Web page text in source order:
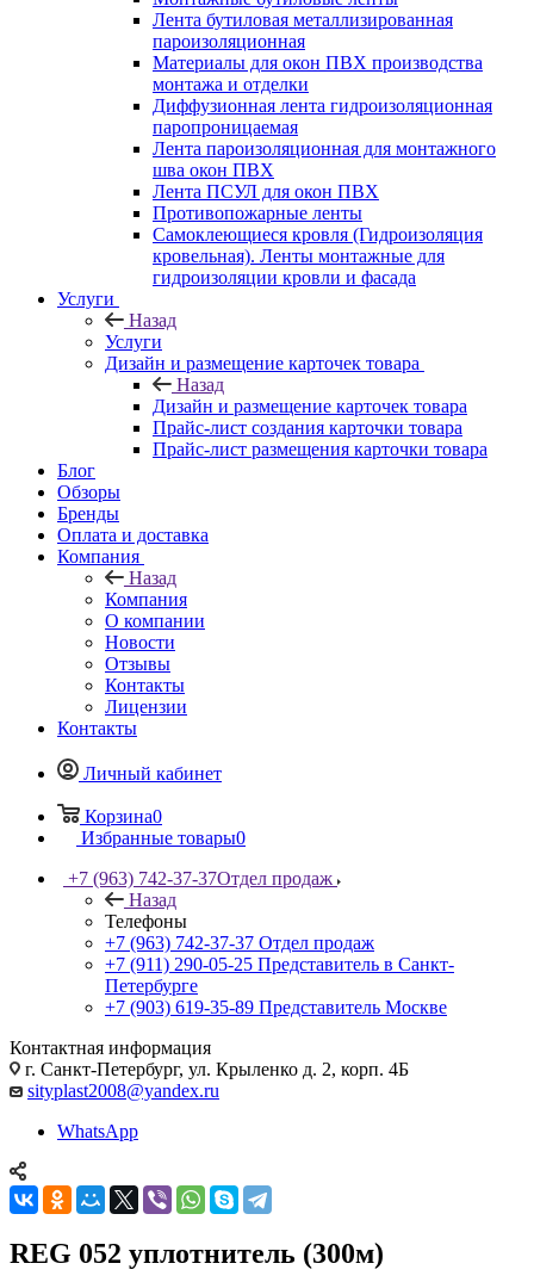
Лента бутиловая металлизированная
пароизоляционная
Материалы для окон ПВХ производства
монтажа и отделки
Диффузионная лента гидроизоляционная
паропроницаемая
Лента пароизоляционная для монтажного
шва окон ПВХ
Лента ПСУЛ для окон ПВХ
Противопожарные ленты
Самоклеющиеся кровля (Гидроизоляция
кровельная). Ленты монтажные для
гидроизоляции кровли и фасада
Услуги
Назад
Услуги
Дизайн и размещение карточек товара
Назад
Дизайн и размещение карточек товара
Прайс-лист создания карточки товара
Прайс-лист размещения карточки товара
Блог
Обзоры
Бренды
Оплата и доставка
Компания
Назад
Компания
О компании
Новости
Отзывы
Контакты
Лицензии
Контакты
Личный кабинет
Корзина0
Избранные товары0
+7 (963) 742-37-37Отдел продаж
Назад
Телефоны
+7 (963) 742-37-37 Отдел продаж
+7 (911) 290-05-25 Представитель в Санкт-
Петербурге
+7 (903) 619-35-89 Представитель Москве
Контактная информация
г. Санкт-Петербург, ул. Крыленко д. 2, корп. 4Б
sityplast2008@yandex.ru
WhatsApp
REG 052 уплотнитель (300м)